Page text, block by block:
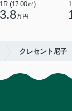
1R (17.00㎡)
3.8万円
クレセント尼子